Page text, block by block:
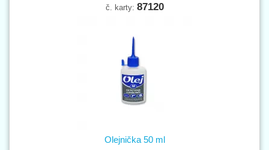
č. karty: 87120
Olejnička 50 ml